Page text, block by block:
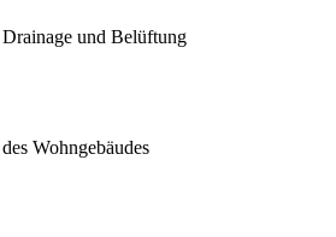
und Belüftung
Wohngebäudes